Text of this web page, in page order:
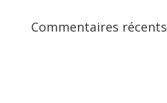
Commentaires récents